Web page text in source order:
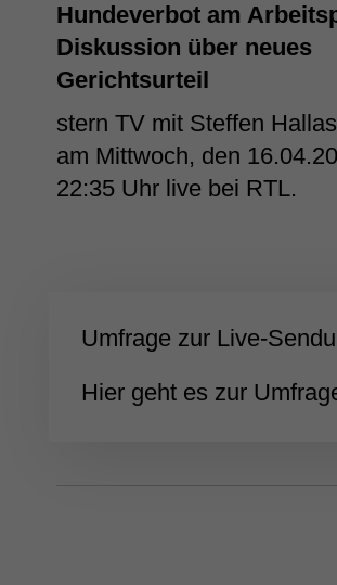
Hundeverbot am
Diskussion über neues
Gerichtsurteil
stern TV mit Steffen
am Mittwoch, den
22:35 Uhr live bei RTL.
Umfrage zur Live-
Hier geht es zur